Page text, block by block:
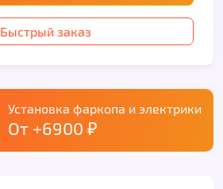
Быстрый заказ
Установка фаркопа и электрики
От +6900 ₽